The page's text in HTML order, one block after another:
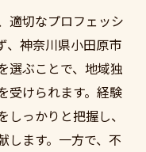
適切なプロフェッシ
、神奈川県小田原市
選ぶことで、地域独
受けられます。経験
っかりと把握し、
します。一方で、不